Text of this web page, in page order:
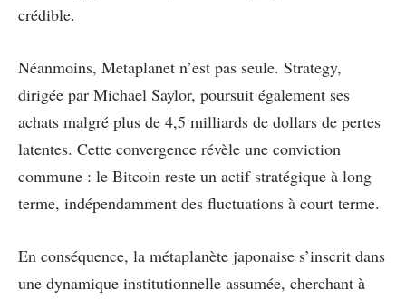
crédible.
Néanmoins, Metaplanet n’est pas seule. Strategy,
dirigée par Michael Saylor, poursuit également ses
achats malgré plus de 4,5 milliards de dollars de pertes
latentes. Cette convergence révèle une conviction
commune : le Bitcoin reste un actif stratégique à long
terme, indépendamment des fluctuations à court terme.
En conséquence, la métaplanète japonaise s’inscrit dans
une dynamique institutionnelle assumée, cherchant à